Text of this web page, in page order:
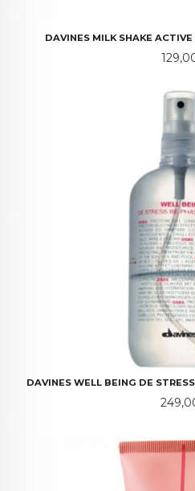
DAVINES MILK SHAKE
Pris
DAVINES WELL BEING DE
Pris